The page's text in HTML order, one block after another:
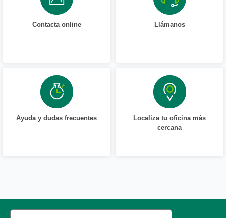
Contacta online Llámanos
Ayuda y dudas frecuentes
Localiza tu oficina más
cercana